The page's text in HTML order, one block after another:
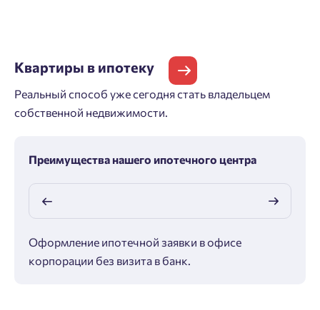
Квартиры в ипотеку
Реальный способ уже сегодня стать владельцем
собственной недвижимости.
Преимущества нашего ипотечного центра
Оформление ипотечной заявки в офисе
корпорации без визита в банк.